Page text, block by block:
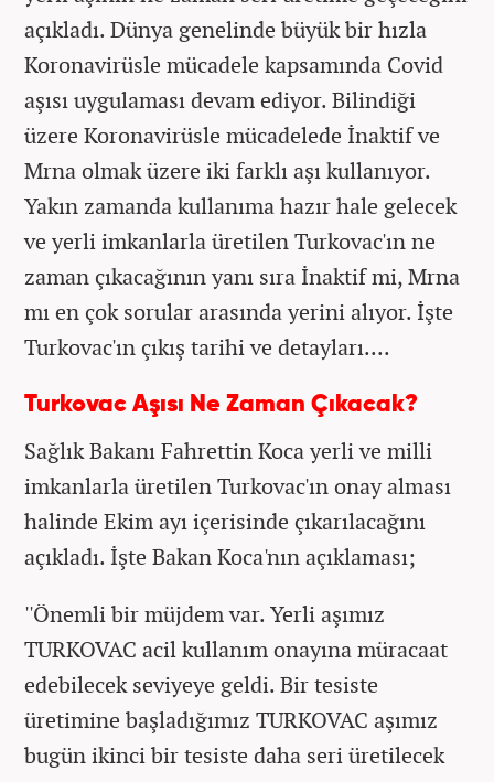
açıkladı. Dünya genelinde büyük bir hızla
Koronavirüsle mücadele kapsamında Covid
aşısı uygulaması devam ediyor. Bilindiği
üzere Koronavirüsle mücadelede İnaktif ve
Mrna olmak üzere iki farklı aşı kullanıyor.
Yakın zamanda kullanıma hazır hale gelecek
ve yerli imkanlarla üretilen Turkovac'ın ne
zaman çıkacağının yanı sıra İnaktif mi, Mrna
mı en çok sorular arasında yerini alıyor. İşte
Turkovac'ın çıkış tarihi ve detayları....
Turkovac Aşısı Ne Zaman Çıkacak?
Sağlık Bakanı Fahrettin Koca yerli ve milli
imkanlarla üretilen Turkovac'ın onay alması
halinde Ekim ayı içerisinde çıkarılacağını
açıkladı. İşte Bakan Koca'nın açıklaması;
''Önemli bir müjdem var. Yerli aşımız
TURKOVAC acil kullanım onayına müracaat
edebilecek seviyeye geldi. Bir tesiste
üretimine başladığımız TURKOVAC aşımız
bugün ikinci bir tesiste daha seri üretilecek